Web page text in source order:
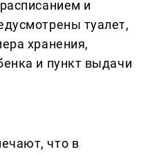
и
туалет,
хранения,
и пункт выдачи
что в